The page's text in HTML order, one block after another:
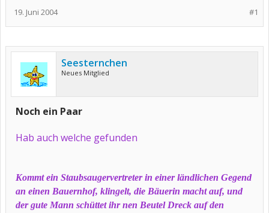
#1
19. Juni 2004
Seesternchen
Neues Mitglied
Noch ein Paar
Hab auch welche gefunden
Kommt ein Staubsaugervertreter in einer ländlichen Gegend
an einen Bauernhof, klingelt, die Bäuerin macht auf, und
der gute Mann schüttet ihr nen Beutel Dreck auf den